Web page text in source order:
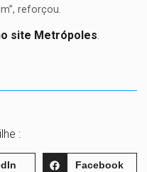
reforçou.
site Metrópoles.
:
Facebook